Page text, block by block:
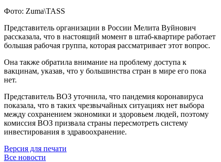
Фото: Zuma\TASS
Представитель организации в России Мелита Вуйнович
рассказала, что в настоящий момент в штаб-квартире работает
большая рабочая группа, которая рассматривает этот вопрос.
Она также обратила внимание на проблему доступа к
вакцинам, указав, что у большинства стран в мире его пока
нет.
Представитель ВОЗ уточнила, что пандемия коронавируса
показала, что в таких чрезвычайных ситуациях нет выбора
между сохранением экономики и здоровьем людей, поэтому
комиссия ВОЗ призвала страны пересмотреть систему
инвестирования в здравоохранение.
Версия для печати
Все новости